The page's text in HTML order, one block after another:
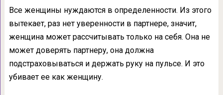
Все женщины нуждаются в определенности. Из этого
вытекает, раз нет уверенности в партнере, значит,
женщина может рассчитывать только на себя. Она не
может доверять партнеру, она должна
подстраховываться и держать руку на пульсе. И это
убивает ее как женщину.